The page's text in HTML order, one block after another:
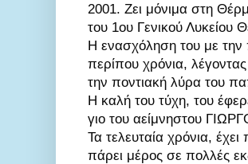
2001. Ζει μόνιμα στη
του 1ου Γενικού Λυκείου
Η ενασχόληση του με την
περίπου χρόνια, λέγοντας
την ποντιακή λύρα του
Η καλή του τύχη, του
γιο του αείμνηστου
Τα τελευταία χρόνια,
πάρει μέρος σε πολλές